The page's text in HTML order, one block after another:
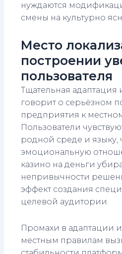
нуждаются
смены на культурно
Место
построении
пользователя
Тщательная адаптация
говорит о серьёзном
предприятия к
Пользователи
родной среде и языку,
эмоциональную
казино на деньги
непривычности
эффект создания
целевой аудитории.
Промахи в адаптации
местным правилам